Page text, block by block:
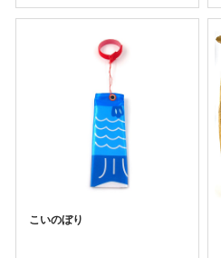
こいのぼり